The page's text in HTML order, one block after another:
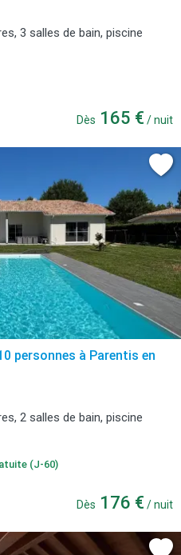
3 salles de bain, piscine
Dès 165 € / nuit
personnes à Parentis en
2 salles de bain, piscine
(J-60)
Dès 176 € / nuit